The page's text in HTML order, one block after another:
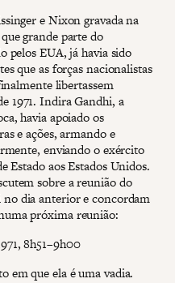
e Nixon gravada na
grande parte do
pelos EUA, já havia sido
que as forças nacionalistas
libertassem
1971. Indira Gandhi, a
havia apoiado os
e ações, armando e
enviando o exército
Estado aos Estados Unidos.
sobre a reunião do
dia anterior e concordam
próxima reunião:
8h51–9h00
em que ela é uma vadia.